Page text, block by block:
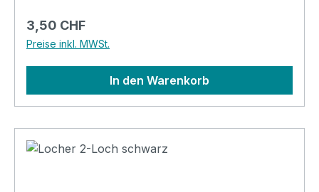
Regulärer Preis:
3,50 CHF
Preise inkl. MWSt.
In den Warenkorb